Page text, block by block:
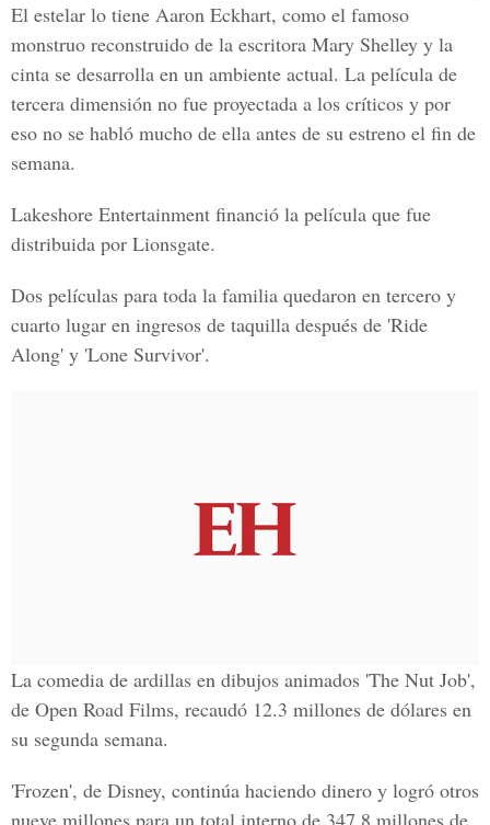
El estelar lo tiene Aaron Eckhart, como el famoso
monstruo reconstruido de la escritora Mary Shelley y la
cinta se desarrolla en un ambiente actual. La película de
tercera dimensión no fue proyectada a los críticos y por
eso no se habló mucho de ella antes de su estreno el fin de
semana.
Lakeshore Entertainment financió la película que fue
distribuida por Lionsgate.
Dos películas para toda la familia quedaron en tercero y
cuarto lugar en ingresos de taquilla después de 'Ride
Along' y 'Lone Survivor'.
La comedia de ardillas en dibujos animados 'The Nut Job',
de Open Road Films, recaudó 12.3 millones de dólares en
su segunda semana.
'Frozen', de Disney, continúa haciendo dinero y logró otros
nueve millones para un total interno de 347.8 millones de